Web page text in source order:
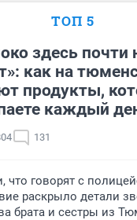
ТОП 5
здесь почти
как на
продукты,
каждый
131
что говорят с
раскрыло детали
брата и сестры из